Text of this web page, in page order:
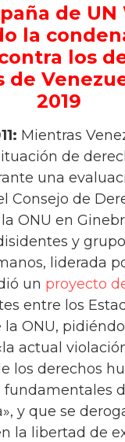
de UN
la
los
2019
Mientras
de
una
Consejo de
ONU en
y
liderada
un proyecto
entre los
ONU,
actual
los derechos
fundamentales
y que se
la libertad de